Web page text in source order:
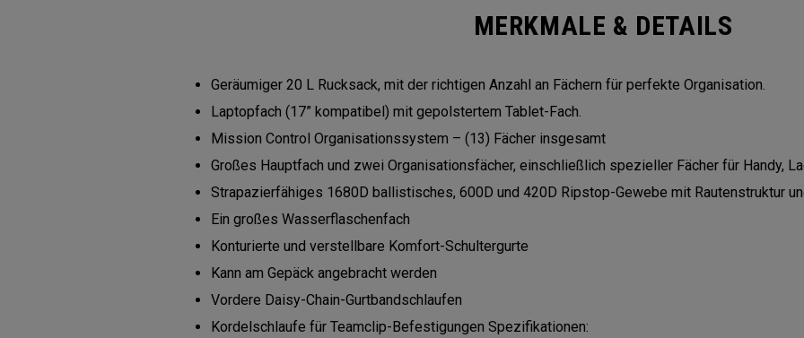
MERKMALE & DETAILS
Geräumiger 20 L Rucksack, mit der richtigen Anzahl an Fächern für perfekte Organisation.
Laptopfach (17” kompatibel) mit gepolstertem Tablet-Fach.
Mission Control Organisationssystem – (13) Fächer insgesamt
Großes Hauptfach und zwei Organisationsfächer, einschließlich spezieller Fächer für Handy,
Strapazierfähiges 1680D ballistisches, 600D und 420D Ripstop-Gewebe mit Rautenstruktur
Ein großes Wasserflaschenfach
Konturierte und verstellbare Komfort-Schultergurte
Kann am Gepäck angebracht werden
Vordere Daisy-Chain-Gurtbandschlaufen
Kordelschlaufe für Teamclip-Befestigungen Spezifikationen: